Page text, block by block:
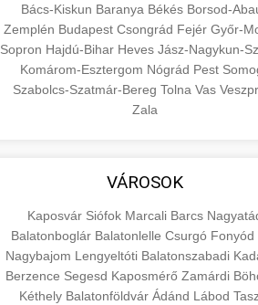
digitális ügynökségi szolgáltatások
árakat megalapozott vásárlási
döntéshez.
Legjobb Modellek
Megtekintése
Magas minőségű backlink
szolgáltatások webhelye
és keresőmotoros rangsorolásának
növeléséhez. Csak fehér kalapú
aimarketingugynokseg.hu
minőségi backlink szolgáltatás
📦 5. Termékek és
Szolgáltatások
+
fogalmait a közgazdaságtanban és az
üzleti életben. Ismerje meg a
terméktípusokat és szolgáltatási
kategóriákat.
en.wikipedia.org
💶 6. EU-s Pénzek
Információk az EU finanszírozási
lehetőségeiről, pályázatokról és
pénzügyi támogatási programokról.
Maradjon tájékozott a vállalkozások
🚀 7. SEO Ügynökség +
Szakértő keresőmotor-
Bács-Kiskun Baranya Békés Borsod-
Zemplén Budapest Csongrád Fejér Győr-
Sopron Hajdú-Bihar Heves Jász-Nagykun-
Komárom-Esztergom Nógrád Pest
Szabolcs-Szatmár-Bereg Tolna Vas
Zala
VÁROSOK
Kaposvár Siófok Marcali Barcs
Balatonboglár Balatonlelle Csurgó Fonyód
Nagybajom Lengyeltóti Balatonszabadi
Berzence Segesd Kaposmérő Zamárdi
Kéthely Balatonföldvár Ádánd Lábod